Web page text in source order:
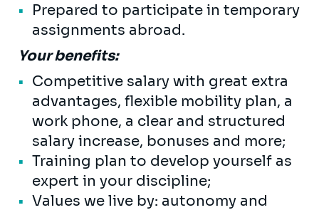
Prepared to participate in temporary
assignments abroad.
Your benefits:
Competitive salary with great extra
advantages, flexible mobility plan, a
work phone, a clear and structured
salary increase, bonuses and more;
Training plan to develop yourself as
expert in your discipline;
Values we live by: autonomy and